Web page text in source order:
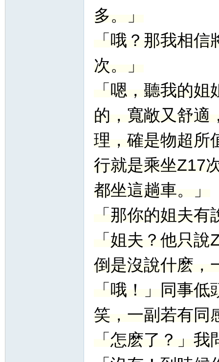
多。」
「哦？那我相
次。」
「嗯，聽我的
的，寬敞又舒適
理，確是物超所
行就是乘坐Z17
都坐這趟車。」
「那你的姐夫
「姐夫？他只
倒是沒說什麽，
「哦！」同事
笑，一副若有同
「怎麽了？」我